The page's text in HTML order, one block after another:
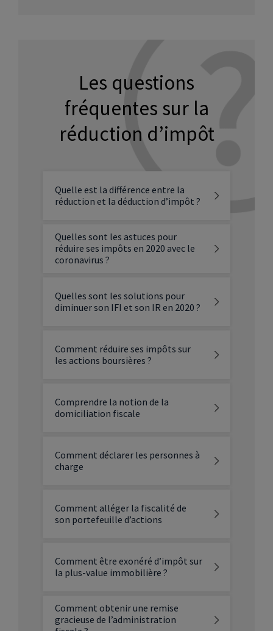
Les questions
fréquentes sur la
réduction d’impôt
Quelle est la différence entre la
réduction et la déduction d’impôt ?
Quelles sont les astuces pour
réduire ses impôts en 2020 avec le
coronavirus ?
Quelles sont les solutions pour
diminuer son IFI et son IR en 2020 ?
Comment réduire ses impôts sur
les actions boursières ?
Comprendre la notion de la
domiciliation fiscale
Comment déclarer les personnes à
charge
Comment alléger la fiscalité de
son portefeuille d’actions
Comment être exonéré d’impôt sur
la plus-value immobilière ?
Comment obtenir une remise
gracieuse de l’administration